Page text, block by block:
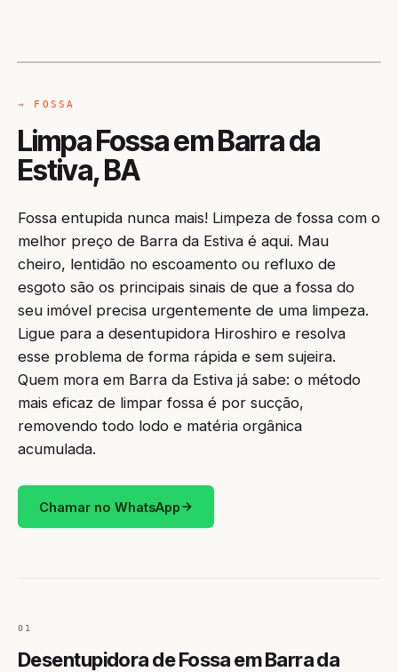
→ FOSSA
Limpa Fossa em Barra da
Estiva, BA
Fossa entupida nunca mais! Limpeza de fossa com o
melhor preço de Barra da Estiva é aqui. Mau
cheiro, lentidão no escoamento ou refluxo de
esgoto são os principais sinais de que a fossa do
seu imóvel precisa urgentemente de uma limpeza.
Ligue para a desentupidora Hiroshiro e resolva
esse problema de forma rápida e sem sujeira.
Quem mora em Barra da Estiva já sabe: o método
mais eficaz de limpar fossa é por sucção,
removendo todo lodo e matéria orgânica
acumulada.
Chamar no WhatsApp
01
Desentupidora de Fossa em Barra da